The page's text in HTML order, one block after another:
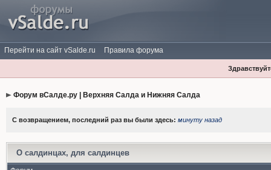
Перейти на сайт vSalde.ru Правила форума
Форум вСалде.ру | Верхняя Салда и Нижняя Салда
С возвращением, последний раз вы были здесь: минуту назад
О салдинцах, для салдинцев